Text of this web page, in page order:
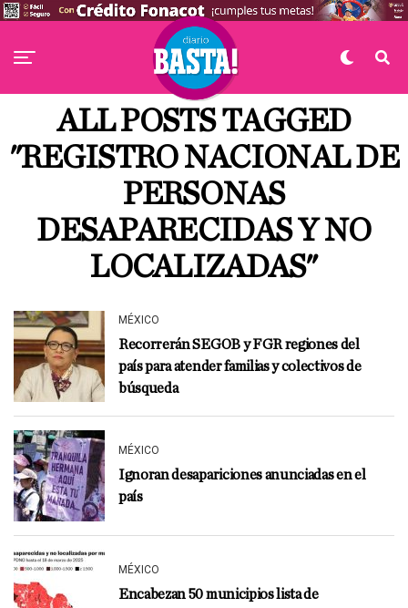
ALL POSTS TAGGED
"REGISTRO NACIONAL DE
PERSONAS
DESAPARECIDAS Y NO
LOCALIZADAS"
MÉXICO
Recorrerán SEGOB y FGR regiones del
país para atender familias y colectivos de
búsqueda
MÉXICO
Ignoran desapariciones anunciadas en el
país
MÉXICO
Encabezan 50 municipios lista de